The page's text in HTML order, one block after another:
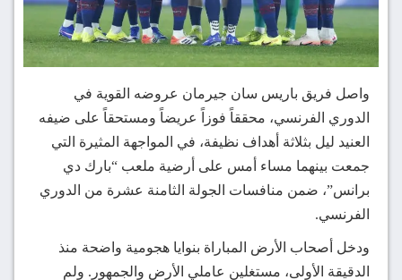
واصل فريق باريس سان جيرمان عروضه القوية في
الدوري الفرنسي، محققاً فوزاً عريضاً ومستحقاً على ضيفه
العنيد ليل بثلاثة أهداف نظيفة، في المواجهة المثيرة التي
جمعت بينهما مساء أمس على أرضية ملعب “بارك دي
برانس”، ضمن منافسات الجولة الثامنة عشرة من الدوري
الفرنسي.
ودخل أصحاب الأرض المباراة بنوايا هجومية واضحة منذ
الدقيقة الأولى، مستغلين عاملي الأرض والجمهور. ولم